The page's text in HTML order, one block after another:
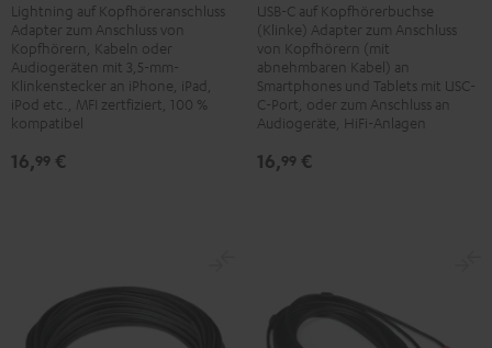
Adapter
Schwarz
Lightning auf Kopfhöreranschluss
Adapter zum Anschluss von
Kopfhörern, Kabeln oder
Audiogeräten mit 3,5-mm-
Klinkenstecker an iPhone, iPad,
iPod etc., MFI zertfiziert, 100 %
kompatibel
16,99 €
Kopfhöreranschluss
Kabel
Schwarz
USB-C auf Kopfhörerbuchse
(Klinke) Adapter zum Anschluss
von Kopfhörern (mit
abnehmbaren Kabel) an
Smartphones und Tablets mit USC-
C-Port, oder zum Anschluss an
Audiogeräte, HiFi-Anlagen
16,99 €